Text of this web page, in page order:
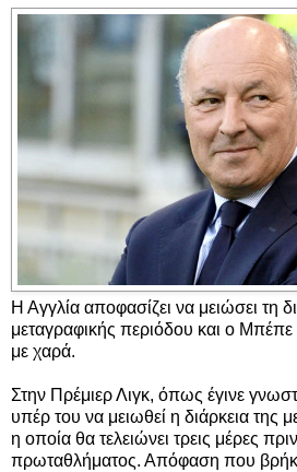
Η Αγγλία αποφασίζει να μειώσει τη
μεταγραφικής περιόδου και ο Μπέπε
με χαρά.
Στην Πρέμιερ Λιγκ, όπως έγινε
υπέρ του να μειωθεί η διάρκεια της
η οποία θα τελειώνει τρεις μέρες
πρωταθλήματος. Απόφαση που